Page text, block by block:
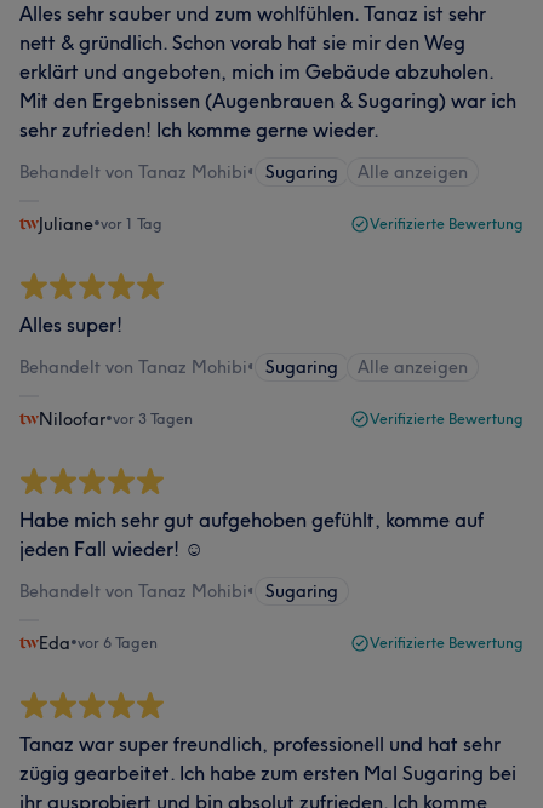
Alles sehr sauber und zum wohlfühlen. Tanaz ist sehr
nett & gründlich. Schon vorab hat sie mir den Weg
erklärt und angeboten, mich im Gebäude abzuholen.
Mit den Ergebnissen (Augenbrauen & Sugaring) war ich
sehr zufrieden! Ich komme gerne wieder.
Behandelt von Tanaz Mohibi• Sugaring Alle anzeigen
Juliane•vor 1 Tag Verifizierte Bewertung
Alles super!
Behandelt von Tanaz Mohibi• Sugaring Alle anzeigen
Niloofar•vor 3 Tagen Verifizierte Bewertung
Habe mich sehr gut aufgehoben gefühlt, komme auf
jeden Fall wieder! ☺️
Behandelt von Tanaz Mohibi• Sugaring
Eda•vor 6 Tagen Verifizierte Bewertung
Tanaz war super freundlich, professionell und hat sehr
zügig gearbeitet. Ich habe zum ersten Mal Sugaring bei
ihr ausprobiert und bin absolut zufrieden. Ich komme